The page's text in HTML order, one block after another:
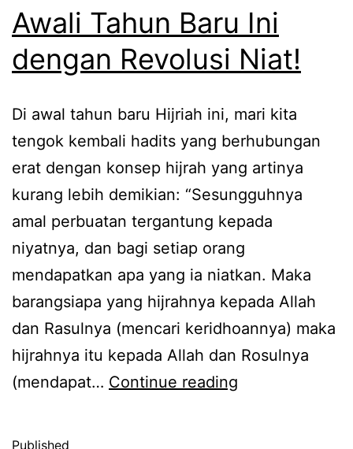
Awali Tahun Baru Ini
dengan Revolusi Niat!
Di awal tahun baru Hijriah ini, mari kita
tengok kembali hadits yang berhubungan
erat dengan konsep hijrah yang artinya
kurang lebih demikian: “Sesungguhnya
amal perbuatan tergantung kepada
niyatnya, dan bagi setiap orang
mendapatkan apa yang ia niatkan. Maka
barangsiapa yang hijrahnya kepada Allah
dan Rasulnya (mencari keridhoannya) maka
hijrahnya itu kepada Allah dan Rosulnya
(mendapat… Continue reading
Published